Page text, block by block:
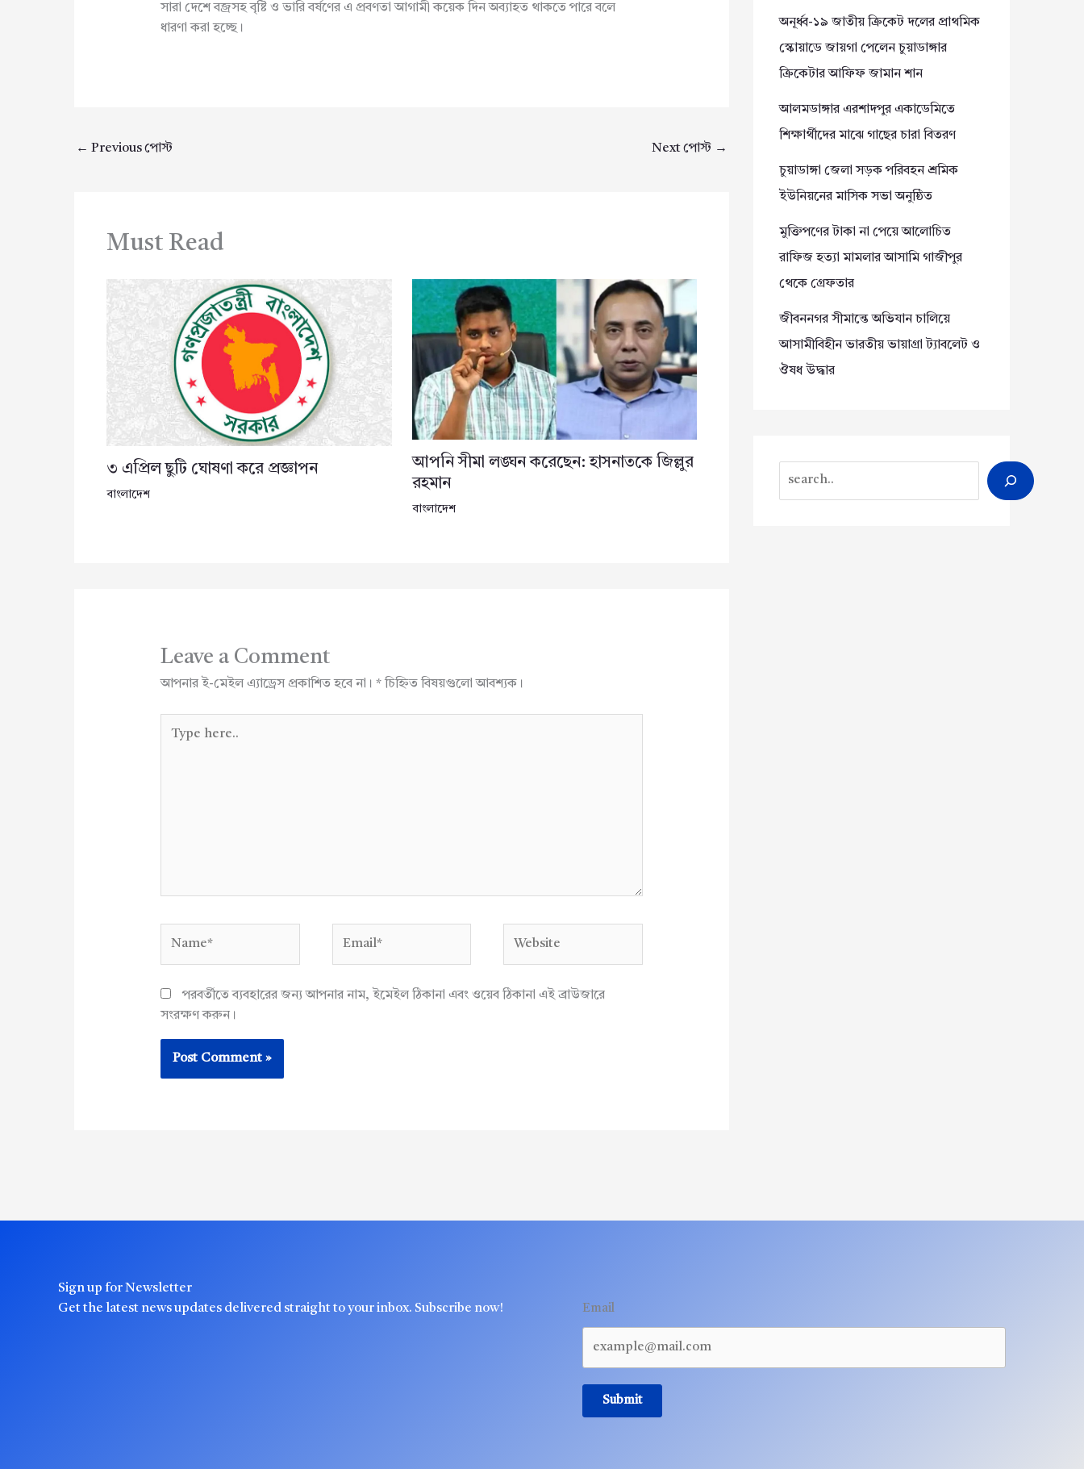
সারা দেশে বজ্রসহ বৃষ্টি ও ভারি বর্ষণের এ প্রবণতা আগামী কয়েক দিন অব্যাহত থাকতে পারে বলে
ধারণা করা হচ্ছে।
← Previous পোস্ট Next পোস্ট →
Must Read
৩ এপ্রিল ছুটি ঘোষণা করে প্রজ্ঞাপন
বাংলাদেশ
আপনি সীমা লঙ্ঘন করেছেন: হাসনাতকে জিল্লুর
রহমান
বাংলাদেশ
Leave a Comment
আপনার ই-মেইল এ্যাড্রেস প্রকাশিত হবে না। *চিহ্নিত বিষয়গুলো আবশ্যক।
here..
পরবর্তীতে ব্যবহারের জন্য আপনার নাম, ইমেইল ঠিকানা এবং ওয়েব ঠিকানা এই ব্রাউজারে
সংরক্ষণ করুন।
অনূর্ধ্ব-১৯ জাতীয় ক্রিকেট দলের প্রাথমিক
স্কোয়াডে জায়গা পেলেন চুয়াডাঙ্গার
ক্রিকেটার আফিফ জামান শান
আলমডাঙ্গার এরশাদপুর একাডেমিতে
শিক্ষার্থীদের মাঝে গাছের চারা বিতরণ
চুয়াডাঙ্গা জেলা সড়ক পরিবহন শ্রমিক
ইউনিয়নের মাসিক সভা অনুষ্ঠিত
মুক্তিপণের টাকা না পেয়ে আলোচিত
রাফিজ হত্যা মামলার আসামি গাজীপুর
থেকে গ্রেফতার
জীবননগর সীমান্তে অভিযান চালিয়ে
আসামীবিহীন ভারতীয় ভায়াগ্রা ট্যাবলেট ও
ঔষধ উদ্ধার
Sign up for Newsletter
Get the latest news updates delivered straight to your inbox. Subscribe now!
Email
Submit